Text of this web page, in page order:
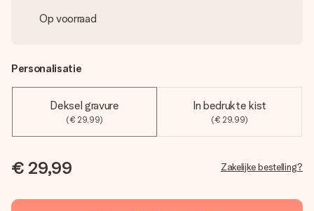
Op voorraad
Personalisatie
Deksel gravure
(€ 29,99)
In bedrukte kist
(€ 29,99)
€ 29,99 Zakelijke bestelling?